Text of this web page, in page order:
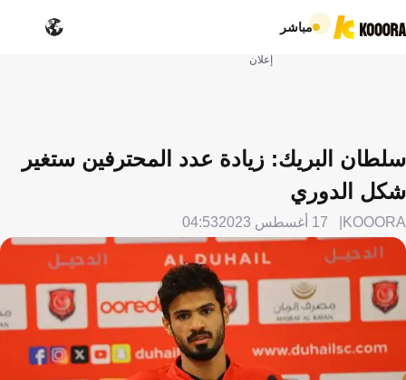
مباشر
إعلان
سلطان البريك: زيادة عدد المحترفين ستغير
شكل الدوري
KOOORA 17 أغسطس 2023 04:53